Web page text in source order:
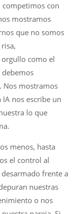
con
mostramos
que no somos
como el
Nos mostramos
nos escribe un
lo que
menos, hasta
el control al
frente a
nuestras
o nos